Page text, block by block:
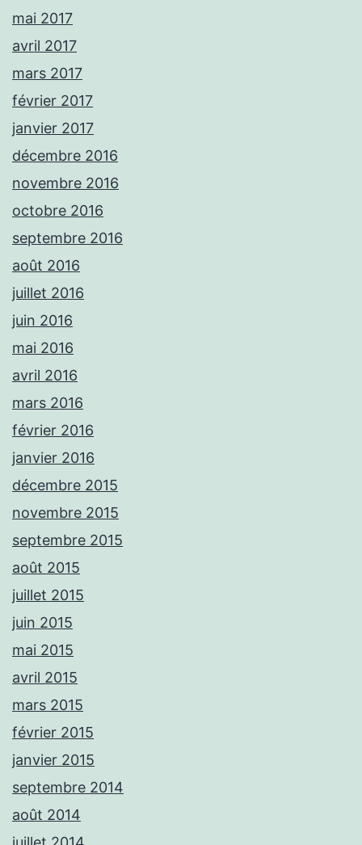
mai 2017
avril 2017
mars 2017
février 2017
janvier 2017
décembre 2016
novembre 2016
octobre 2016
septembre 2016
août 2016
juillet 2016
juin 2016
mai 2016
avril 2016
mars 2016
février 2016
janvier 2016
décembre 2015
novembre 2015
septembre 2015
août 2015
juillet 2015
juin 2015
mai 2015
avril 2015
mars 2015
février 2015
janvier 2015
septembre 2014
août 2014